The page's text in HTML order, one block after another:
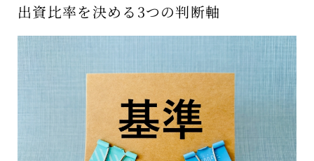
出資比率を決める3つの判断軸